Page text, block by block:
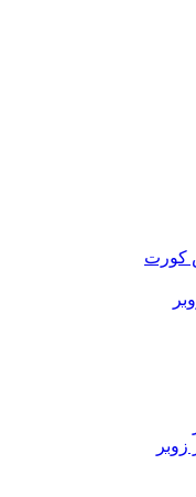
کورت